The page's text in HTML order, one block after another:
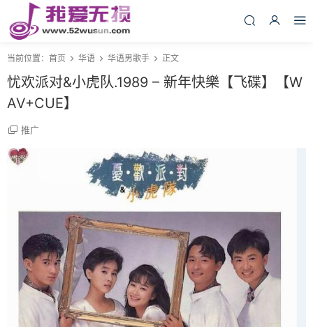
当前位置： 首页 华语 华语男歌手 正文
忧欢派对&小虎队.1989 – 新年快樂【飞碟】【W
AV+CUE】
推广